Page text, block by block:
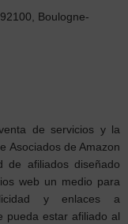
Boulogne-
de servicios y la
Asociados de Amazon
de afiliados diseñado
web un medio para
y enlaces a
pueda estar afiliado al